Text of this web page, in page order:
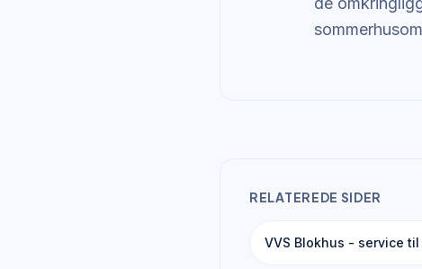
RELATEREDE SIDER
VVS Blokhus - service